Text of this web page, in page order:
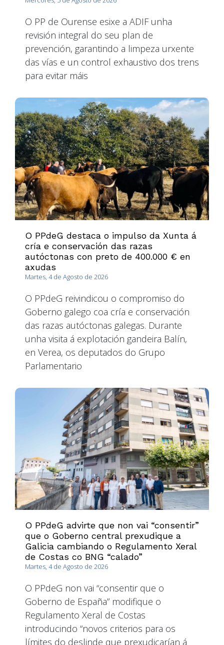
O PP de Ourense esixe a ADIF unha
revisión integral do seu plan de
prevención, garantindo a limpeza urxente
das vías e un control exhaustivo dos trens
para evitar máis
O PPdeG destaca o impulso da Xunta á
cría e conservación das razas
autóctonas con preto de 400.000 € en
axudas
Martes, 4 de Agosto de 2026
O PPdeG reivindicou o compromiso do
Goberno galego coa cría e conservación
das razas autóctonas galegas. Durante
unha visita á explotación gandeira Balín,
en Verea, os deputados do Grupo
Parlamentario
O PPdeG advirte que non vai “consentir”
que o Goberno central prexudique a
Galicia cambiando o Regulamento Xeral
de Costas co BNG “calado”
Martes, 4 de Agosto de 2026
O PPdeG non vai “consentir que o
Goberno de España” modifique o
Regulamento Xeral de Costas
introducindo “novos criterios para os
límites do deslinde que prexudicarían á